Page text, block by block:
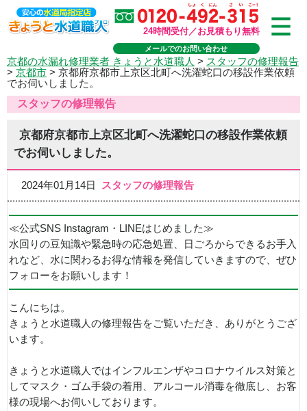
24時間受付／お見積もり無料
メールでのお問い合わせ
京都の水漏れ修理業者 きょうと水道職人 > スタッフの修理報告
> 京都市 > 京都府京都市上京区北町へ洗濯蛇口の移設作業依頼
でお伺いしました。
スタッフの修理報告
京都府京都市上京区北町へ洗濯蛇口の移設作業依頼
でお伺いしました。
2024年01月14日 スタッフの修理報告
≪公式SNS Instagram・LINEはじめました≫
水回りの豆知識や緊急時の応急処置、日ごろからできるお手入
れなど、水に関わるお得な情報を発信していきますので、ぜひ
フォローをお願いします！
こんにちは。
きょうと水道職人の修理報告をご覧いただき、ありがとうござ
います。
きょうと水道職人ではインフルエンザやコロナウイルス対策と
してマスク・ゴム手袋の着用、アルコール消毒を徹底し、お客
様の現場へお伺いしております。